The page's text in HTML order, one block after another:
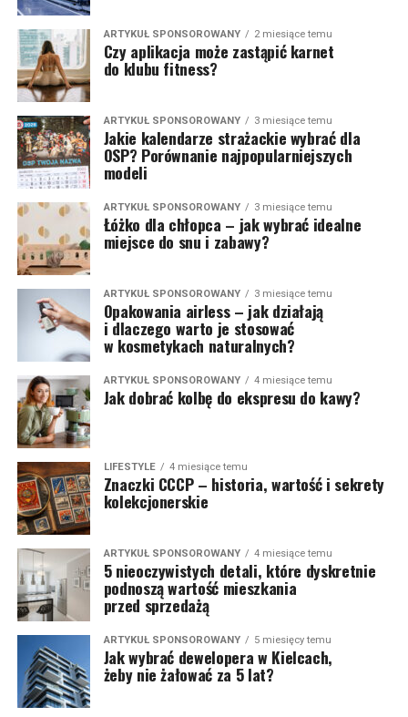
ARTYKUŁ SPONSOROWANY 2 miesiące temu
Czy aplikacja może zastąpić karnet
do klubu fitness?
ARTYKUŁ SPONSOROWANY 3 miesiące temu
Jakie kalendarze strażackie wybrać dla
OSP? Porównanie najpopularniejszych
modeli
ARTYKUŁ SPONSOROWANY 3 miesiące temu
Łóżko dla chłopca – jak wybrać idealne
miejsce do snu i zabawy?
ARTYKUŁ SPONSOROWANY 3 miesiące temu
Opakowania airless – jak działają
i dlaczego warto je stosować
w kosmetykach naturalnych?
ARTYKUŁ SPONSOROWANY 4 miesiące temu
Jak dobrać kolbę do ekspresu do kawy?
LIFESTYLE 4 miesiące temu
Znaczki CCCP – historia, wartość i sekrety
kolekcjonerskie
ARTYKUŁ SPONSOROWANY 4 miesiące temu
5 nieoczywistych detali, które dyskretnie
podnoszą wartość mieszkania
przed sprzedażą
ARTYKUŁ SPONSOROWANY 5 miesięcy temu
Jak wybrać dewelopera w Kielcach,
żeby nie żałować za 5 lat?